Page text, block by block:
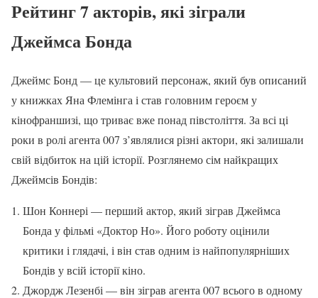
Рейтинг 7 акторів, які зіграли
Джеймса Бонда
Джеймс Бонд — це культовий персонаж, який був описаний
у книжках Яна Флемінга і став головним героєм у
кінофраншизі, що триває вже понад півстоліття. За всі ці
роки в ролі агента 007 з’являлися різні актори, які залишали
свій відбиток на цій історії. Розглянемо сім найкращих
Джеймсів Бондів:
Шон Коннері — перший актор, який зіграв Джеймса
Бонда у фільмі «Доктор Но». Його роботу оцінили
критики і глядачі, і він став одним із найпопулярніших
Бондів у всій історії кіно.
Джордж Лезенбі — він зіграв агента 007 всього в одному